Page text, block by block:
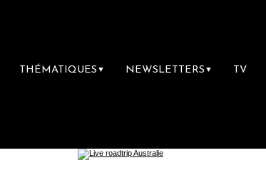
THÉMATIQUES ▼ NEWSLETTERS ▼ TV